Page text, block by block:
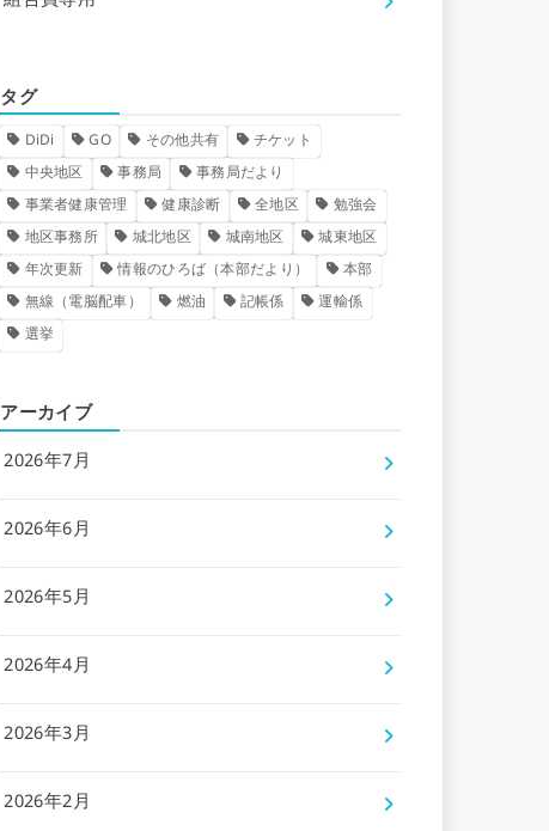
タグ
DiDi GO その他共有
チケット
中央地区
事務局
事務局だより
事業者健康管理
健康診断 全地区
勉強会
地区事務所
城北地区 城南地区
城東地区
年次更新
情報のひろば（本部だより）
本部
無線（電脳配車）
燃油 記帳係
運輸係
選挙
アーカイブ
2026年7月
2026年6月
2026年5月
2026年4月
2026年3月
2026年2月